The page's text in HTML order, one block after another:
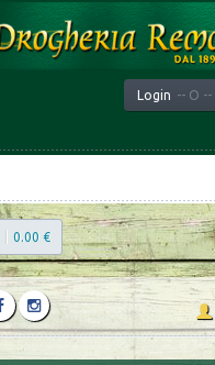
Login -- O --
0.00 €